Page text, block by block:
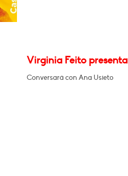
Virginia Feito presenta
Conversará con Ana Usieto